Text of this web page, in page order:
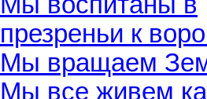
презреньи к
Мы вращаем
Мы все живем